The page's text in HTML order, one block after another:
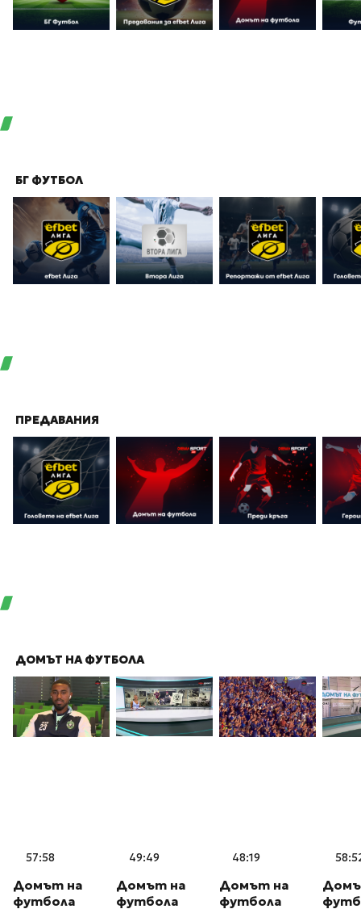
БГ ФУТБОЛ
ПРЕДАВАНИЯ
ДОМЪТ НА ФУТБОЛА
57:58
Домът на
футбола
49:49
Домът на
футбола
48:19
Домът на
футбола